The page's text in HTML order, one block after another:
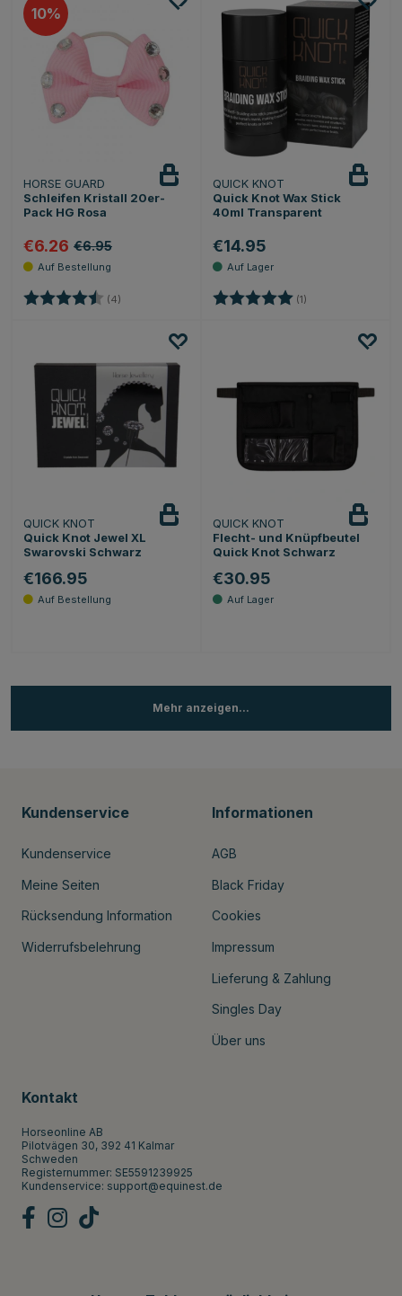
10
HORSE GUARD
Schleifen Kristall 20er-
Pack HG Rosa
€6.26 €6.95
Bewertung: (4) 4.3 von 5 Sternen
QUICK KNOT
Quick Knot Wax Stick
40ml Transparent
€14.95
Bewertung: (1)
QUICK KNOT
Quick Knot Jewel XL
Swarovski Schwarz
€166.95
QUICK KNOT
Flecht- und Knüpfbeutel
Quick Knot Schwarz
€30.95
Mehr anzeigen...
Kundenservice
Kundenservice
Meine Seiten
Rücksendung Information
Widerrufsbelehrung
Informationen
AGB
Black Friday
Cookies
Impressum
Lieferung & Zahlung
Singles Day
Über uns
Kontakt
Horseonline AB
Pilotvägen 30, 392 41 Kalmar
Schweden
Registernummer: SE5591239925
Kundenservice: support@equinest.de